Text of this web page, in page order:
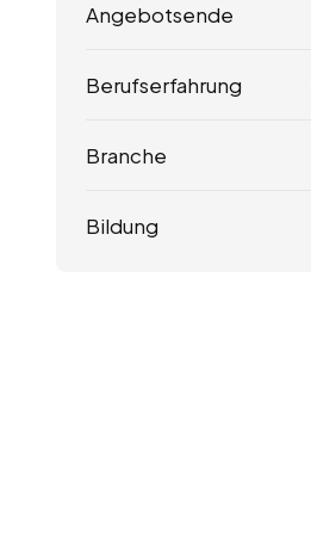
Angebotsende
Berufserfahrung
Branche
Bildung